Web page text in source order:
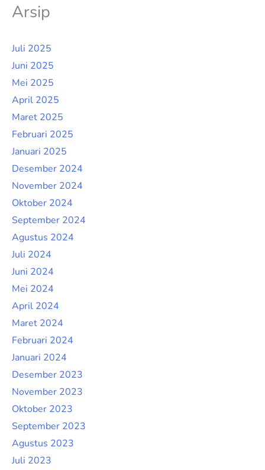
Arsip
Juli 2025
Juni 2025
Mei 2025
April 2025
Maret 2025
Februari 2025
Januari 2025
Desember 2024
November 2024
Oktober 2024
September 2024
Agustus 2024
Juli 2024
Juni 2024
Mei 2024
April 2024
Maret 2024
Februari 2024
Januari 2024
Desember 2023
November 2023
Oktober 2023
September 2023
Agustus 2023
Juli 2023